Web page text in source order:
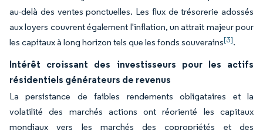
au-delà des ventes ponctuelles. Les flux de trésorerie adossés
aux loyers couvrent également l'inflation, un attrait majeur pour
les capitaux à long horizon tels que les fonds souverains[3].
Intérêt croissant des investisseurs pour les actifs
résidentiels générateurs de revenus
La persistance de faibles rendements obligataires et la
volatilité des marchés actions ont réorienté les capitaux
mondiaux vers les marchés des copropriétés et des